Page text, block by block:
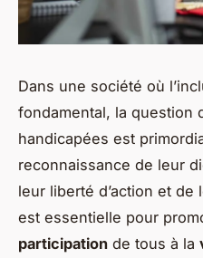
Dans une société où
fondamental, la question
handicapées est
reconnaissance de leur
leur liberté d’action et
est essentielle pour
participation de tous à la